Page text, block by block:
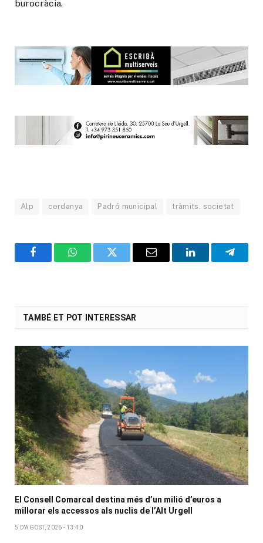
burocràcia.
Alp cerdanya Padró municipal tràmits. societat
FacebookWhatsAppTwitter Email LinkedIn
TAMBÉ ET POT INTERESSAR
El Consell Comarcal destina més d’un milió d’euros a
millorar els accessos als nuclis de l’Alt Urgell
5 D'AGOST, 2026 - 13:40